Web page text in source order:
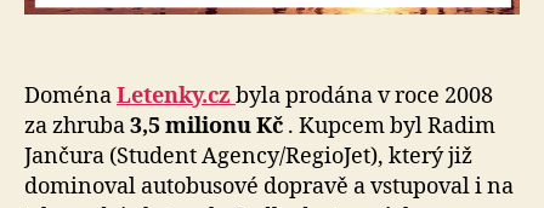
DoménaLetenky.cz byla prodána v roce 2008
za zhruba3,5 milionu Kč . Kupcem byl Radim
Jančura (Student Agency/RegioJet), který již
dominoval autobusové dopravě a vstupoval i na